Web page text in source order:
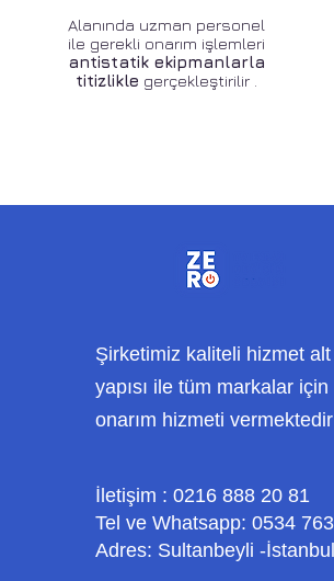
Alanında uzman personel
ile gerekli onarım işlemleri
antistatik ekipmanlarla
titizlikle gerçekleştirilir .
Şirketimiz kaliteli hizmet alt
yapısı ile tüm markalar için
onarım hizmeti vermektedir
İletişim : 0216 888 20 81
Tel ve Whatsapp: 0534
Adres: Sultanbeyli -İstanbul